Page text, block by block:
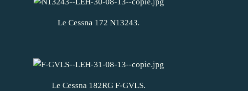
Le Cessna 172 N13243.
Le Cessna 182RG F-GVLS.